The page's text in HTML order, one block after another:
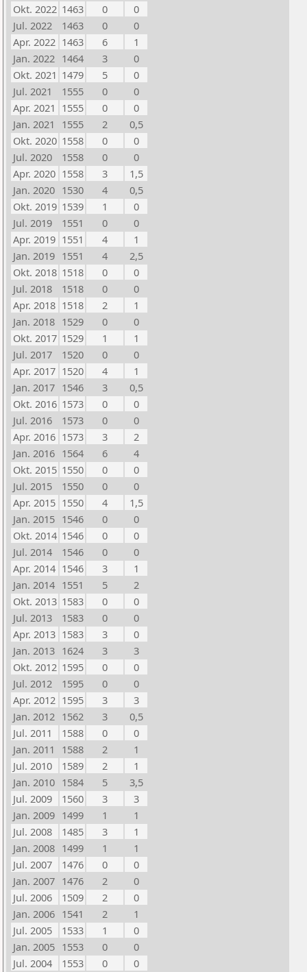
Okt. 2022 1463 0
0
Jul. 2022
1463 0
0
Apr. 2022 1463 6
1
Jan. 2022 1464 3
0
Okt. 2021 1479 5
0
Jul. 2021
1555 0
0
Apr. 2021 1555 0
0
Jan. 2021
1555 2
0,5
Okt. 2020 1558 0
0
Jul. 2020
1558 0
0
Apr. 2020 1558 3
1,5
Jan. 2020 1530 4
0,5
Okt. 2019 1539 1
0
Jul. 2019
1551 0
0
Apr. 2019 1551 4
1
Jan. 2019 1551 4
2,5
Okt. 2018 1518 0
0
Jul. 2018
1518 0
0
Apr. 2018 1518 2
1
Jan. 2018 1529 0
0
Okt. 2017 1529 1
1
Jul. 2017
1520 0
0
Apr. 2017 1520 4
1
Jan. 2017 1546 3
0,5
Okt. 2016 1573 0
0
Jul. 2016
1573 0
0
Apr. 2016 1573 3
2
Jan. 2016 1564 6
4
Okt. 2015 1550 0
0
Jul. 2015
1550 0
0
Apr. 2015 1550 4
1,5
Jan. 2015 1546 0
0
Okt. 2014 1546 0
0
Jul. 2014
1546 0
0
Apr. 2014 1546 3
1
Jan. 2014 1551 5
2
Okt. 2013 1583 0
0
Jul. 2013
1583 0
0
Apr. 2013 1583 3
0
Jan. 2013 1624 3
3
Okt. 2012 1595 0
0
Jul. 2012
1595 0
0
Apr. 2012 1595 3
3
Jan. 2012 1562 3
0,5
Jul. 2011
1588 0
0
Jan. 2011
1588 2
1
Jul. 2010
1589 2
1
Jan. 2010 1584 5
3,5
Jul. 2009
1560 3
3
Jan. 2009 1499 1
1
Jul. 2008
1485 3
1
Jan. 2008 1499 1
1
Jul. 2007
1476 0
0
Jan. 2007 1476 2
0
Jul. 2006
1509 2
0
Jan. 2006 1541 2
1
Jul. 2005
1533 1
0
Jan. 2005 1553 0
0
Jul. 2004
1553 0
0